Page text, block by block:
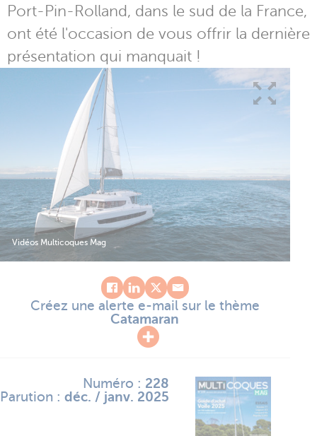
Port-Pin-Rolland, dans le sud de la France,
ont été l'occasion de vous offrir la dernière
présentation qui manquait !
Vidéos Multicoques Mag
Créez une alerte e-mail sur le thème
Catamaran
Numéro : 228
Parution : déc. / janv. 2025